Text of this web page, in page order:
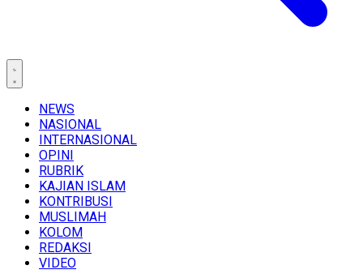
NEWS
NASIONAL
INTERNASIONAL
OPINI
RUBRIK
KAJIAN ISLAM
KONTRIBUSI
MUSLIMAH
KOLOM
REDAKSI
VIDEO